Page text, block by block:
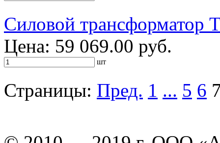
Силовой трансформатор
Цена: 59 069.00 руб.
шт
Страницы: Пред. 1 ... 5 6